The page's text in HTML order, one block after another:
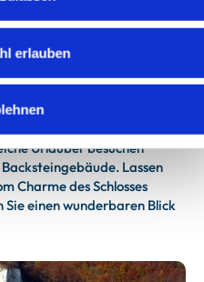
erlauben
einem der beliebtesten
Urlauber besuchen
Lassen
Charme des Schlosses
Sie einen wunderbaren Blick